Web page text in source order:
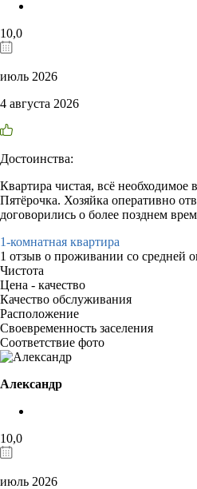
10,0
июль 2026
4 августа 2026
Достоинства:
Квартира чистая, всё необходимое
Пятёрочка. Хозяйка оперативно
договорились о более позднем
1-комнатная квартира
1 отзыв о проживании со средней
Чистота
Цена - качество
Качество обслуживания
Расположение
Своевременность заселения
Соответствие фото
Александр
10,0
июль 2026